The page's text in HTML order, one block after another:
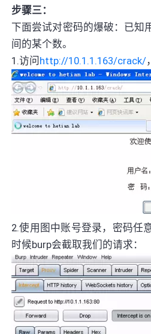
步骤三：
下面尝试对密码的爆破：已知
间的某个数。
1.访问 http://10.1.1.163/crack/
2.使用图中账号登录，密码任
时候burp会截取我们的请求：